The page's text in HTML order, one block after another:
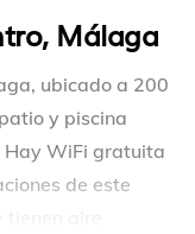
Málaga
ubicado a 200
y piscina
Hay WiFi gratuita
de este
aire